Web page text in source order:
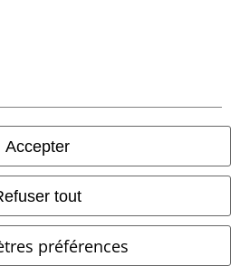
Accepter
tout
préférences